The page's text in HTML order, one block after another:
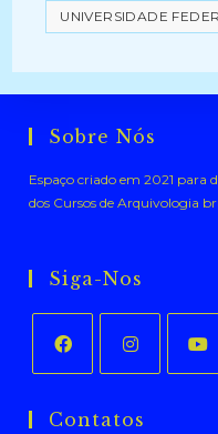
UNIVERSIDADE
Sobre Nós
Espaço criado em 2021 para
dos Cursos de Arquivologia
Siga-Nos
em
em
Contatos